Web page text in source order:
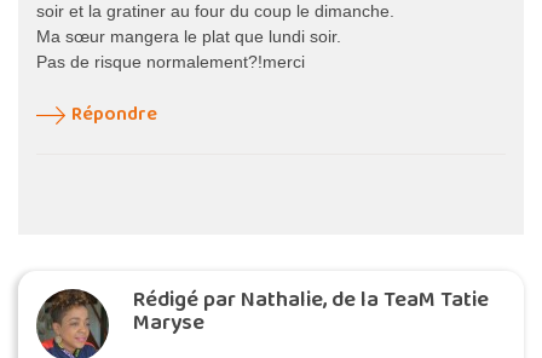
soir et la gratiner au four du coup le dimanche.
Ma sœur mangera le plat que lundi soir.
Pas de risque normalement?!merci
Répondre
Rédigé par Nathalie, de la TeaM Tatie
Maryse